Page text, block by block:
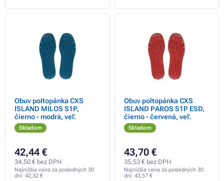
Obuv poltopánka CXS
ISLAND MILOS S1P,
čierno - modrá, veľ.
Skladom
42,44 €
34,50 € bez DPH
Najnižšia cena za posledných 30
dní: 42,32 €
Obuv poltopánka CXS
ISLAND PAROS S1P ESD,
čierno - červená, veľ.
Skladom
43,70 €
35,53 € bez DPH
Najnižšia cena za posledných 30
dní: 43,57 €